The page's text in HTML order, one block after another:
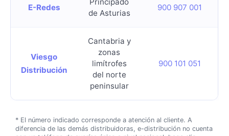
E-Redes
de Asturias
900 907 001
Viesgo
Distribución
Cantabria y
zonas
limítrofes
del norte
peninsular
900 101 051
* El número indicado corresponde a atención al cliente. A
diferencia de las demás distribuidoras, e-distribución no cuenta